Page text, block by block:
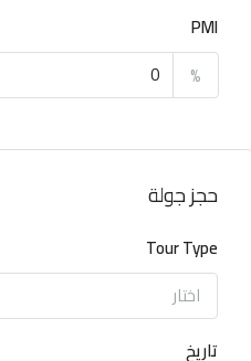
PMI
%
حجز جولة
Tour Type
اختار
تاريخ